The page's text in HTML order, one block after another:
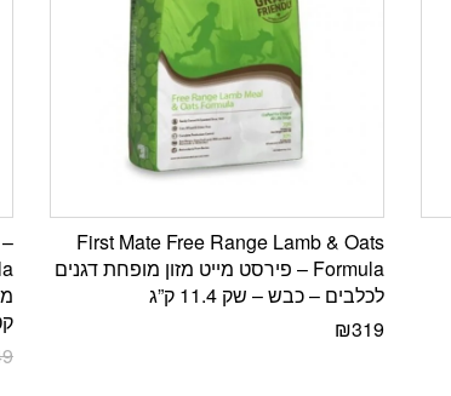
First Mate Free Range Lamb & Oats
Formula – פירסט מייט מזון מופחת דגנים
לכלבים – כבש – שק 11.4 ק”ג
₪319